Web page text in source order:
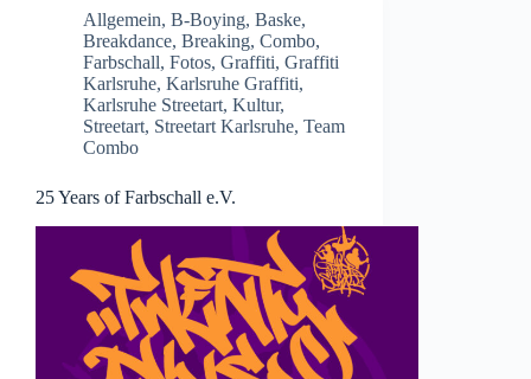
Allgemein, B-Boying, Baske,
Breakdance, Breaking, Combo,
Farbschall, Fotos, Graffiti, Graffiti
Karlsruhe, Karlsruhe Graffiti,
Karlsruhe Streetart, Kultur,
Streetart, Streetart Karlsruhe, Team
Combo
25 Years of Farbschall e.V.